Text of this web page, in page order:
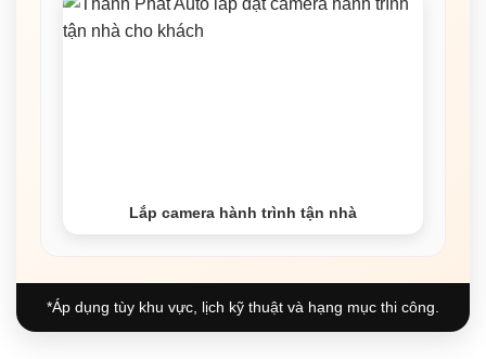
Lắp camera hành trình tận nhà
*Áp dụng tùy khu vực, lịch kỹ thuật và hạng mục thi công.